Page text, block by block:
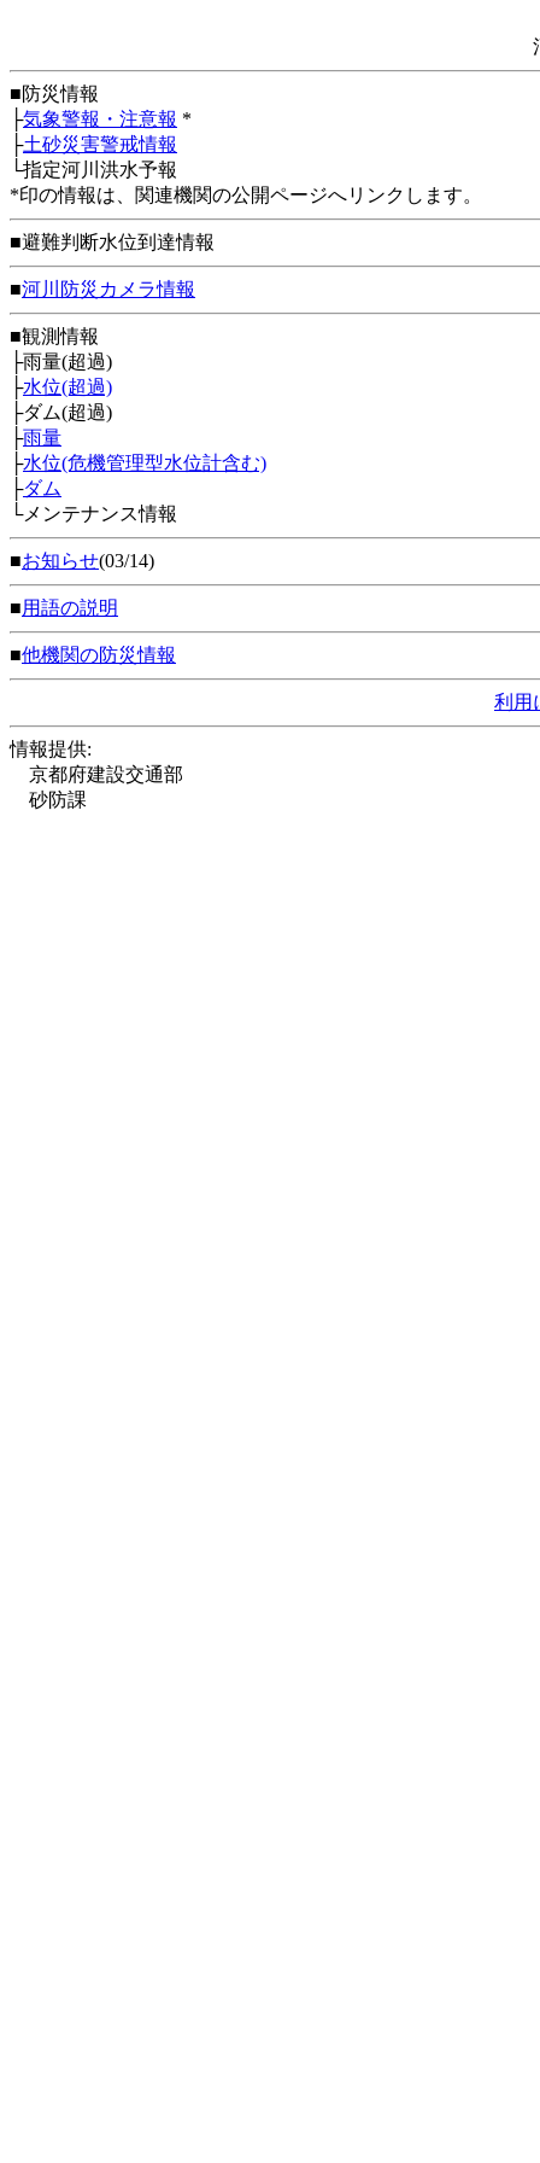
■防災情報
├気象警報・注意報 *
├土砂災害警戒情報
└指定河川洪水予報
*印の情報は、関連機関の公開ページへリンクします。
■避難判断水位到達情報
■河川防災カメラ情報
■観測情報
├雨量(超過)
├水位(超過)
├ダム(超過)
├雨量
├水位(危機管理型水位計含む)
├ダム
└メンテナンス情報
■お知らせ(03/14)
■用語の説明
■他機関の防災情報
利用
情報提供:
京都府建設交通部
砂防課